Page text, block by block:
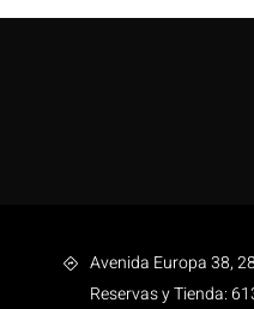
Avenida Europa 38,
Reservas y Tienda: